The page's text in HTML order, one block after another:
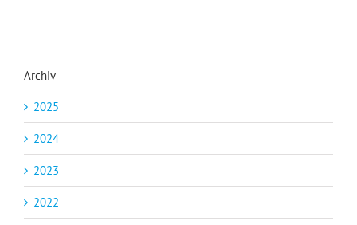
Archiv
2025
2024
2023
2022